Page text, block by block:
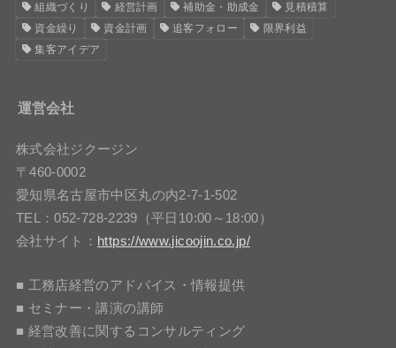
組織づくり
経営計画 補助金・助成金
見積積算
資金繰り
資金計画 追客フォロー
限界利益
集客アイデア
運営会社
株式会社ジクージン
〒460-0002
愛知県名古屋市中区丸の内2-7-1-502
TEL：052-728-2239（平日10:00～18:00）
会社サイト： https://www.jicoojin.co.jp/
■ 工務店経営のアドバイス・情報提供
■ セミナー・講演の講師
■ 経営改善に関するコンサルティング